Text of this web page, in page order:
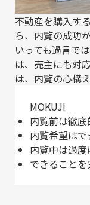
不動産を購入す
ら、内覧の成功
いっても過言で
は、売主にも対
は、内覧の心構
MOKUJI
内覧前は徹
内覧希望は
内覧中は過
できること